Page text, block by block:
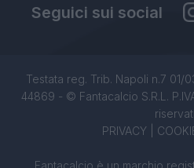
Seguici sui social
Testata reg. Trib. Napoli n.7 01/
44869 - © Fantacalcio S.R.L.
PRIVACY|
Fantacalcio è un marchio